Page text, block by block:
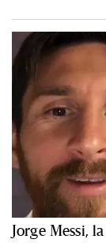
Jorge Messi,